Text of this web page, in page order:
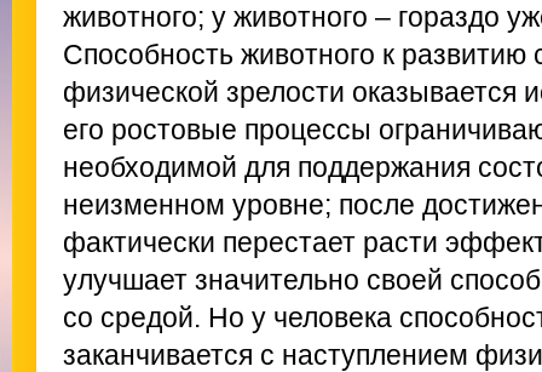
животного; у животного – гораздо
Способность животного к развитию
физической зрелости оказывается
его ростовые процессы
необходимой для поддержания
неизменном уровне; после
фактически перестает расти
улучшает значительно своей
со средой. Но у человека
заканчивается с наступлением